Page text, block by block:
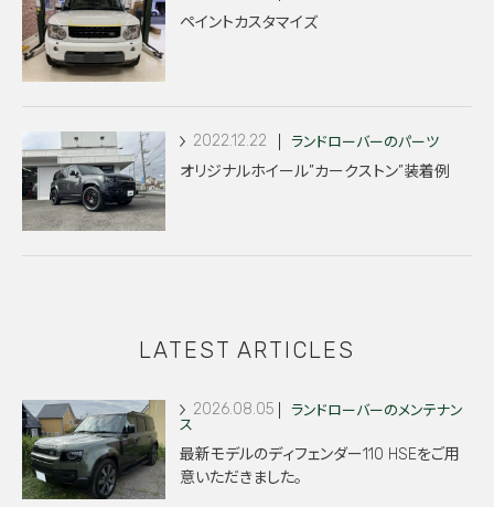
ペイントカスタマイズ
2022.12.22 ランドローバーのパーツ
オリジナルホイール”カークストン”装着例
LATEST ARTICLES
2026.08.05
ランドローバーのメンテナン
ス
最新モデルのディフェンダー110 HSEをご用
意いただきました。